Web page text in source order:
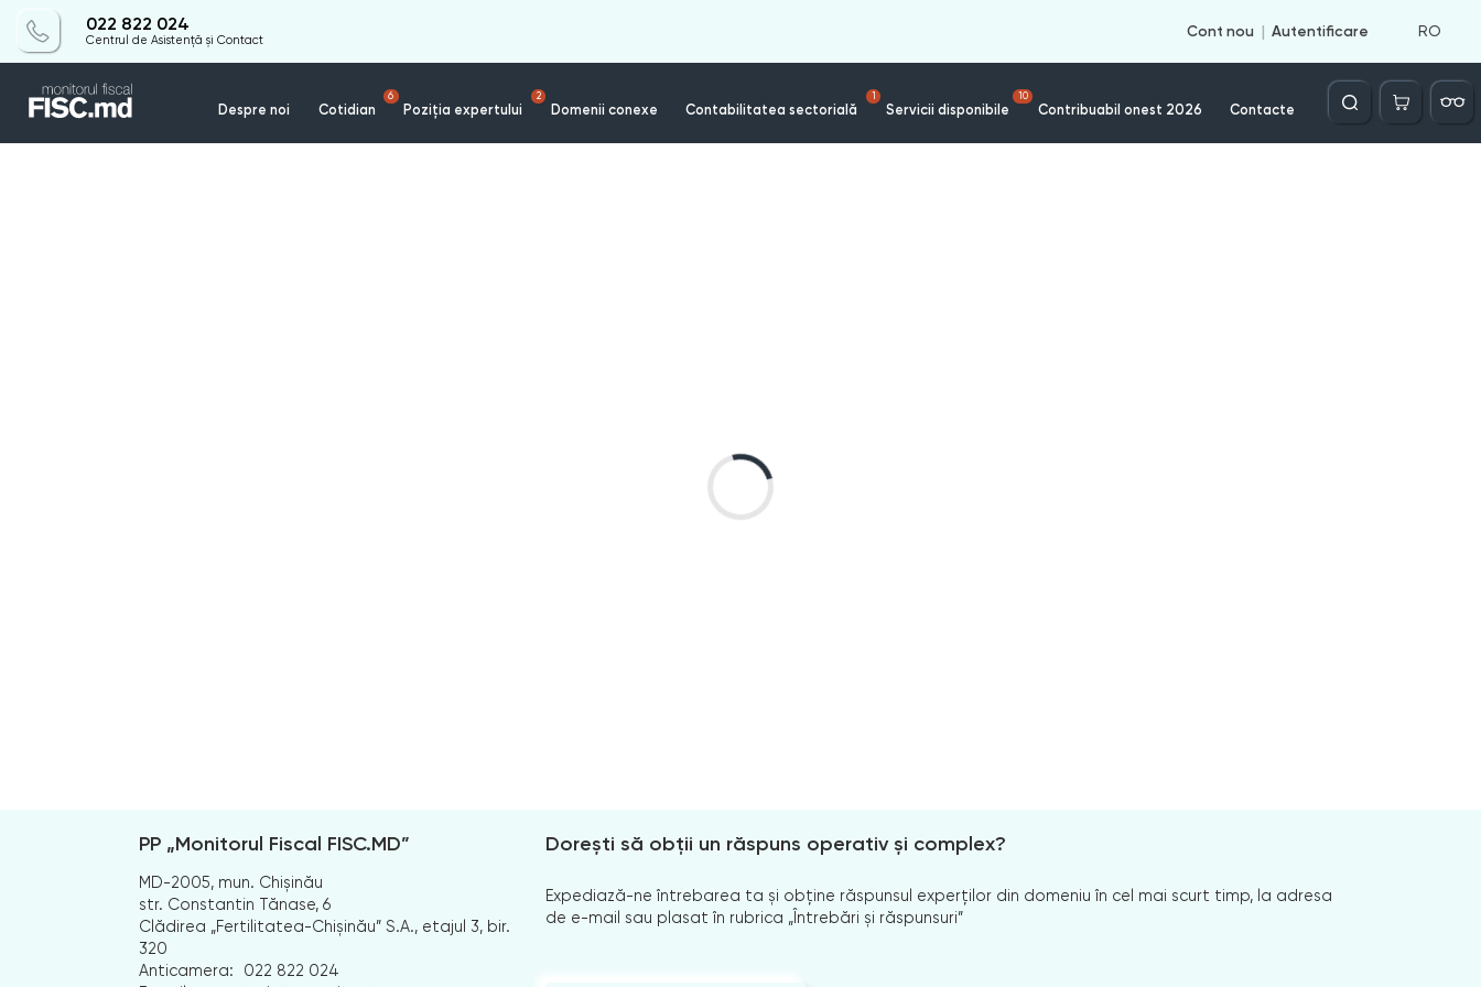
022 822 024
Centrul de Asistență și Contact
Cont nou Autentificare RO
Despre noi Cotidian
6
Poziția expertului
2
Domenii conexe Contabilitatea sectorială
1
Servicii disponibile
10
Contribuabil onest 2026 Contacte
Căutare
PP „Monitorul Fiscal FISC.MD”
MD-2005, mun. Chișinău
str. Constantin Tănase, 6
Clădirea „Fertilitatea-Chișinău” S.A., etajul 3, bir.
320
Anticamera:
022 822 024
Dorești să obții un răspuns operativ și complex?
Expediază-ne întrebarea ta și obține răspunsul experților din domeniu în cel mai scurt timp, la adresa
de e-mail sau plasat în rubrica „Întrebări și răspunsuri”